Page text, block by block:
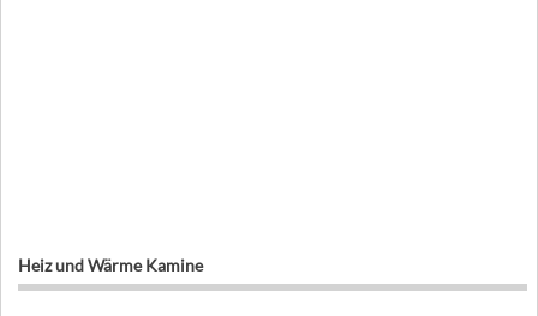
Heiz und Wärme Kamine